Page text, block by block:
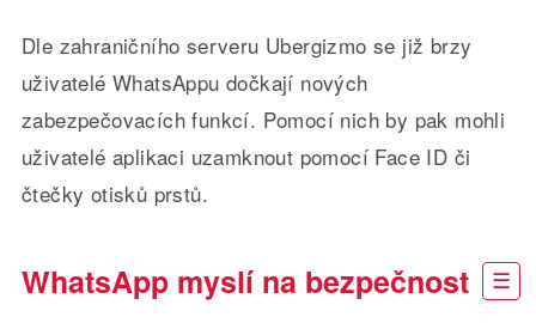
Dle zahraničního serveru Ubergizmo se již brzy
uživatelé WhatsAppu dočkají nových
zabezpečovacích funkcí. Pomocí nich by pak mohli
uživatelé aplikaci uzamknout pomocí Face ID či
čtečky otisků prstů.
WhatsApp myslí na bezpečnost